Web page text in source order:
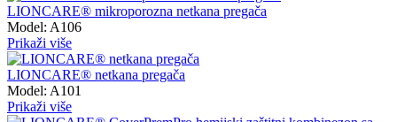
LIONCARE® mikroporozna netkana pregača
Model: A106
Prikaži više
LIONCARE® netkana pregača
Model: A101
Prikaži više